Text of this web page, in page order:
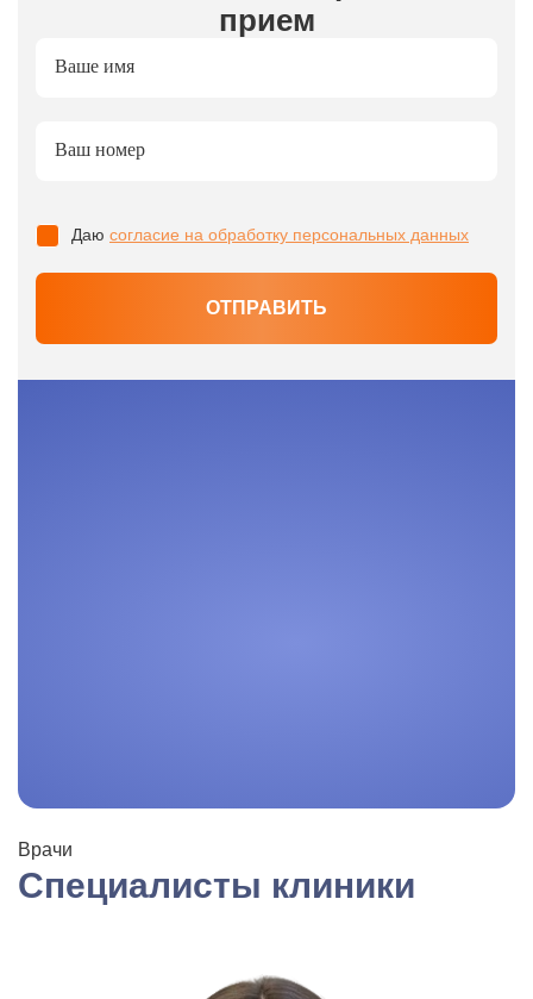
прием
Ваше имя
Ваш номер
Даю согласие на обработку персональных данных
Врачи
Специалисты клиники